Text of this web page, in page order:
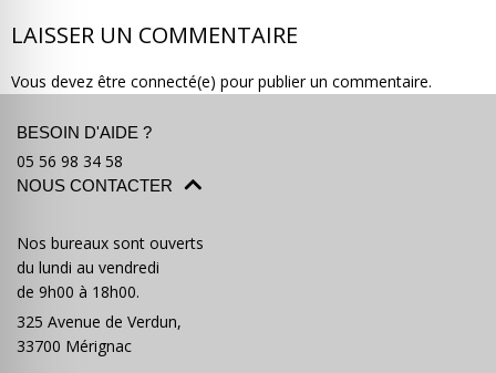
LAISSER UN COMMENTAIRE
Vous devez être connecté(e) pour publier un commentaire.
BESOIN D'AIDE ?
05 56 98 34 58
NOUS CONTACTER
Nos bureaux sont ouverts
du lundi au vendredi
de 9h00 à 18h00.
325 Avenue de Verdun,
33700 Mérignac